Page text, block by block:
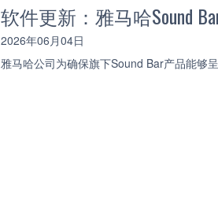
软件更新：雅马哈Sound
2026年06月04日
雅马哈公司为确保旗下Sound Bar产品能够